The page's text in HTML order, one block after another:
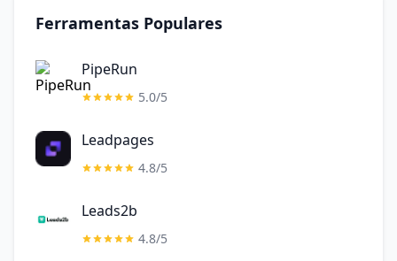
Ferramentas Populares
PipeRun
5.0/5
Leadpages
4.8/5
Leads2b
4.8/5